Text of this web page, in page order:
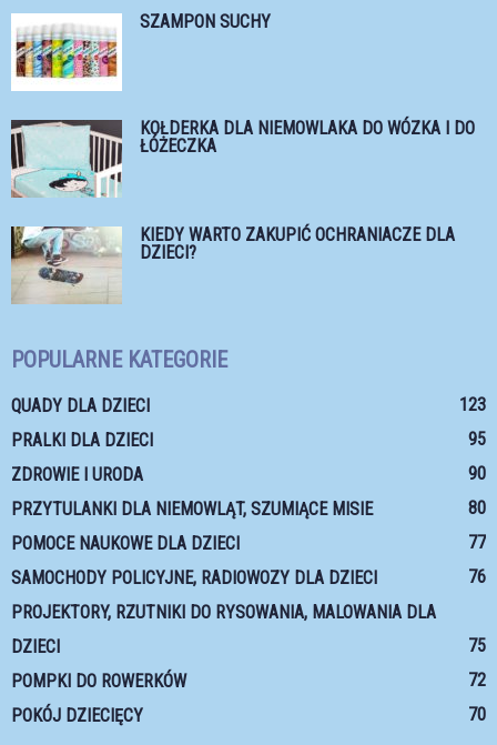
SZAMPON SUCHY
KOŁDERKA DLA NIEMOWLAKA DO WÓZKA I DO
ŁÓŻECZKA
KIEDY WARTO ZAKUPIĆ OCHRANIACZE DLA
DZIECI?
POPULARNE KATEGORIE
QUADY DLA DZIECI
123
PRALKI DLA DZIECI
95
ZDROWIE I URODA
90
PRZYTULANKI DLA NIEMOWLĄT, SZUMIĄCE MISIE
80
POMOCE NAUKOWE DLA DZIECI
77
SAMOCHODY POLICYJNE, RADIOWOZY DLA DZIECI
76
PROJEKTORY, RZUTNIKI DO RYSOWANIA, MALOWANIA DLA
DZIECI
75
POMPKI DO ROWERKÓW
72
POKÓJ DZIECIĘCY
70